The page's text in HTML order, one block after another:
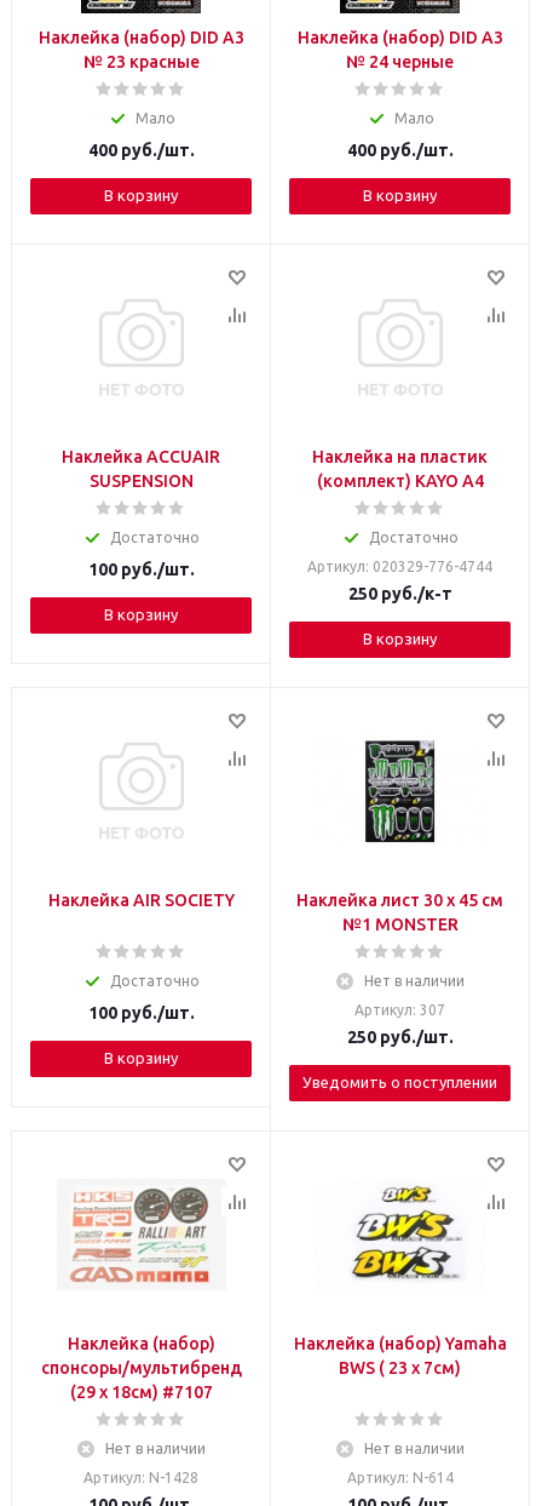
Наклейка (набор) DID A3
№ 23 красные
Мало
400руб./шт.
В корзину
Наклейка (набор) DID A3
№ 24 черные
Мало
400руб./шт.
В корзину
Наклейка ACCUAIR
SUSPENSION
Достаточно
100руб./шт.
В корзину
Наклейка на пластик
(комплект) KAYO A4
Достаточно
Артикул: 020329-776-4744
250руб./к-т
В корзину
Наклейка AIR SOCIETY
Достаточно
100руб./шт.
В корзину
Наклейка лист 30 х 45 см
№1 МОNSTER
Нет в наличии
Артикул: 307
250руб./шт.
Уведомить о поступлении
Наклейка (набор)
спонсоры/мультибренд
(29 x 18см) #7107
Нет в наличии
Артикул: N-1428
Наклейка (набор) Yamaha
BWS ( 23 x 7см)
Нет в наличии
Артикул: N-614